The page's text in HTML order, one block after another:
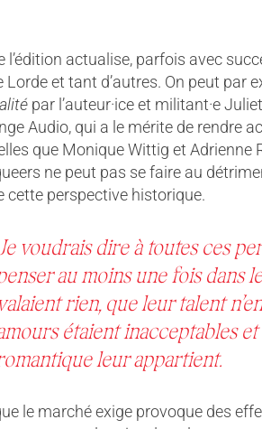
l’édition actualise, parfois avec
Lorde et tant d’autres. On peut par
par l’auteur·ice et militant·e
Audio, qui a le mérite de rendre
que Monique Wittig et Adrienne
ne peut pas se faire au
cette perspective historique.
voudrais dire à toutes ces
au moins une fois dans
rien, que leur talent
étaient inacceptables
leur appartient.
le marché exige provoque des